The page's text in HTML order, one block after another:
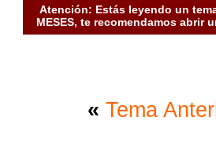
Atención: Estás leyendo un
MESES, te recomendamos abrir
« Tema